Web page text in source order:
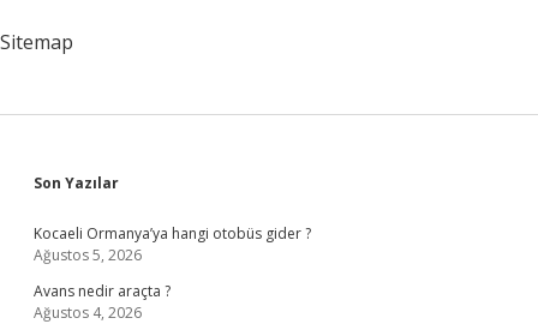
Sitemap
Sidebar
Son Yazılar
Kocaeli Ormanya’ya hangi otobüs gider ?
Ağustos 5, 2026
Avans nedir araçta ?
Ağustos 4, 2026